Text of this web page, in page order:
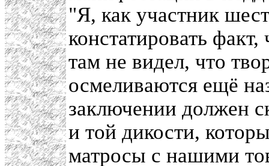
"Я, как участник
констатировать
там не видел, что
осмеливаются ещё
заключении должен
и той дикости,
матросы с нашими